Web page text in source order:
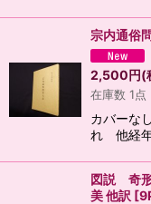
宗内通俗
2,500円(
在庫数 1点
カバーな
れ 他経
図説 奇
美 他訳 [